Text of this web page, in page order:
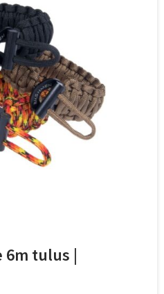
6m tulus |